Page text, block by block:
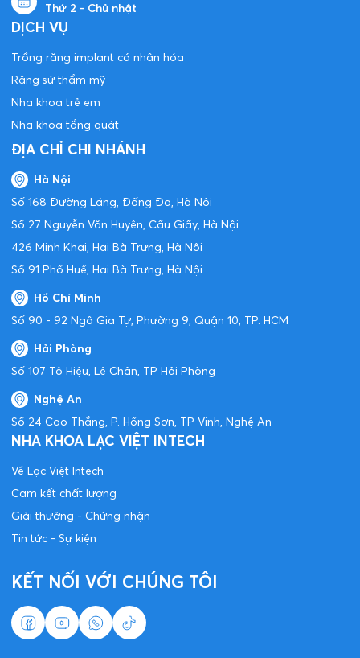
Thứ 2 - Chủ nhật
NHA KHOA LẠC VIỆT INTECH
Về Lạc Việt Intech
Cam kết chất lượng
Giải thưởng - Chứng nhận
Tin tức - Sự kiện
KẾT NỐI VỚI CHÚNG TÔI
DỊCH VỤ
Trồng răng implant cá nhân hóa
Răng sứ thẩm mỹ
Nha khoa trẻ em
Nha khoa tổng quát
ĐỊA CHỈ CHI NHÁNH
Hà Nội
Số 168 Đường Láng, Đống Đa, Hà Nội
Số 27 Nguyễn Văn Huyên, Cầu Giấy, Hà Nội
426 Minh Khai, Hai Bà Trưng, Hà Nội
Số 91 Phố Huế, Hai Bà Trưng, Hà Nội
Hồ Chí Minh
Số 90 - 92 Ngô Gia Tự, Phường 9, Quận 10, TP. HCM
Hải Phòng
Số 107 Tô Hiệu, Lê Chân, TP Hải Phòng
Nghệ An
Số 24 Cao Thắng, P. Hồng Sơn, TP Vinh, Nghệ An